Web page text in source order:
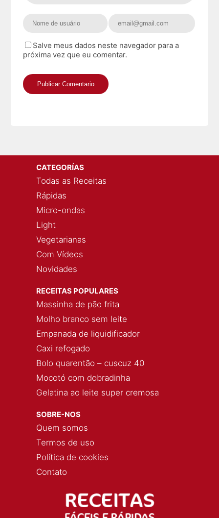
Salve meus dados neste navegador para a
próxima vez que eu comentar.
CATEGORÍAS
Todas as Receitas
Rápidas
Micro-ondas
Light
Vegetarianas
Com Vídeos
Novidades
RECEITAS POPULARES
Massinha de pão frita
Molho branco sem leite
Empanada de liquidificador
Caxi refogado
Bolo quarentão – cuscuz 40
Mocotó com dobradinha
Gelatina ao leite super cremosa
SOBRE-NOS
Quem somos
Termos de uso
Política de cookies
Contato